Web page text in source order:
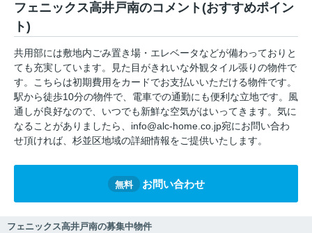
フェニックス高井戸南のコメント(おすすめポイン
ト)
共用部には敷地内ごみ置き場・エレベータなどが備わっておりと
ても充実しています。見た目がきれいな外観タイル張りの物件で
す。こちらは初期費用をカードでお支払いいただける物件です。
駅から徒歩10分の物件で、電車での通勤にも便利な立地です。風
通しが良好なので、いつでも新鮮な空気がはいってきます。気に
なることがありましたら、info@alc-home.co.jp宛にお問い合わ
せ頂ければ、杉並区地域の詳細情報をご提供いたします。
無料 お問い合わせ
フェニックス高井戸南の募集中物件